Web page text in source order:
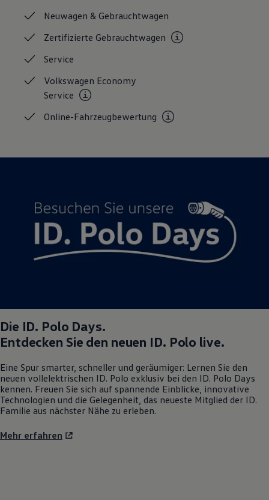
Neuwagen &Gebrauchtwagen
ZertifizierteGebrauchtwagen
Service
Volkswagen Economy
Service
Online-Fahrzeugbewertung
Die ID. Polo Days.
Entdecken Sie den neuen ID. Polo live.
Eine Spur smarter, schneller und geräumiger: Lernen Sie den
neuen vollelektrischen ID. Polo exklusiv bei den ID. Polo Days
kennen. Freuen Sie sich auf spannende Einblicke, innovative
Technologien und die Gelegenheit, das neueste Mitglied der ID.
Familie aus nächster Nähe zu erleben.
Mehr erfahren